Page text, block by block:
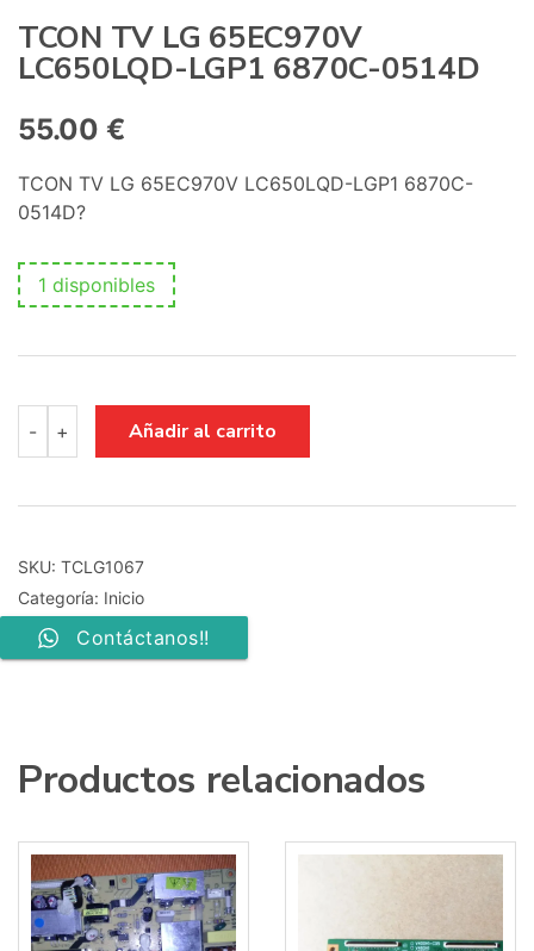
TCON TV LG 65EC970V
LC650LQD-LGP1 6870C-0514D
55.00 €
TCON TV LG 65EC970V LC650LQD-LGP1 6870C-
0514D?
1 disponibles
-
TV
LG
LC650LQD-
6870C-
cantidad
+ Añadir al carrito
SKU: TCLG1067
Categoría: Inicio
Contáctanos!!
Productos relacionados